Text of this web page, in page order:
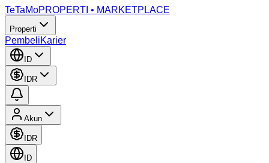
TeTaMoPROPERTI • MARKETPLACE
Properti
PembeliKarier
ID
IDR
Akun
IDR
ID